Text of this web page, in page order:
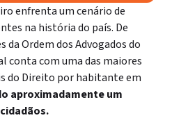
enfrenta um cenário de
na história do país. De
da Ordem dos Advogados do
com uma das maiores
do Direito por habitante em
aproximadamente um